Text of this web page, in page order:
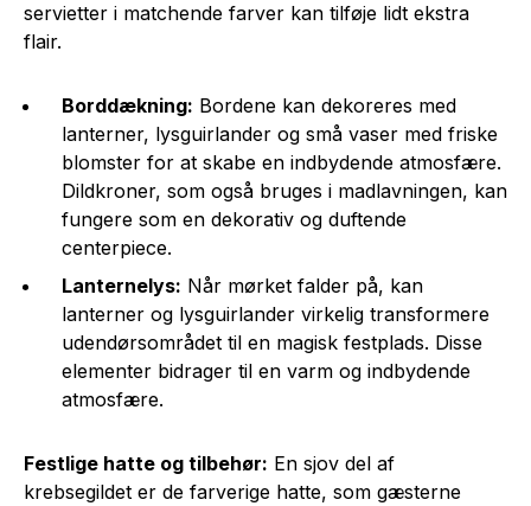
servietter i matchende farver kan tilføje lidt ekstra
flair.
Borddækning: Bordene kan dekoreres med
lanterner, lysguirlander og små vaser med friske
blomster for at skabe en indbydende atmosfære.
Dildkroner, som også bruges i madlavningen, kan
fungere som en dekorativ og duftende
centerpiece.
Lanternelys: Når mørket falder på, kan
lanterner og lysguirlander virkelig transformere
udendørsområdet til en magisk festplads. Disse
elementer bidrager til en varm og indbydende
atmosfære.
Festlige hatte og tilbehør: En sjov del af
krebsegildet er de farverige hatte, som gæsterne